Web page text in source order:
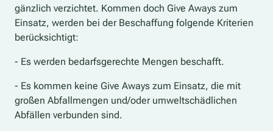
gänzlich verzichtet. Kommen doch Give Aways zum
Einsatz, werden bei der Beschaffung folgende Kriterien
berücksichtigt:
- Es werden bedarfsgerechte Mengen beschafft.
- Es kommen keine Give Aways zum Einsatz, die mit
großen Abfallmengen und/oder umweltschädlichen
Abfällen verbunden sind.